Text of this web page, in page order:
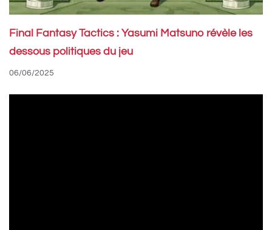
Final Fantasy Tactics : Yasumi Matsuno révèle les
dessous politiques du jeu
06/06/2025